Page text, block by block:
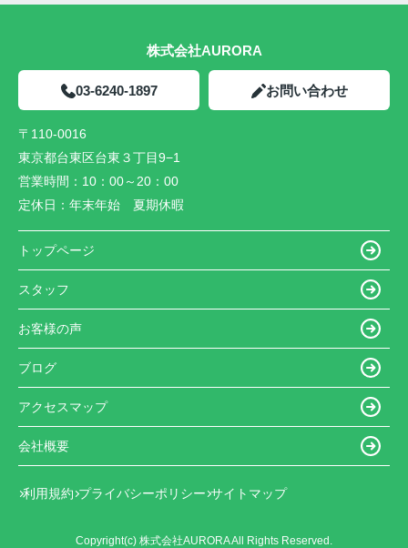
株式会社AURORA
03-6240-1897 お問い合わせ
〒110-0016
東京都台東区台東３丁目9−1
営業時間： 10：00～20：00
定休日： 年末年始 夏期休暇
トップページ
スタッフ
お客様の声
ブログ
アクセスマップ
会社概要
利用規約 プライバシーポリシー サイトマップ
Copyright(c) 株式会社AURORA All Rights Reserved.